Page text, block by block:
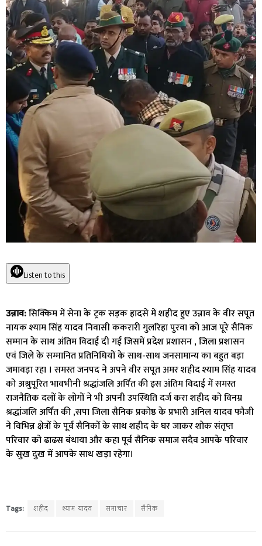
Listen to this
उन्नाव:सिक्किम में सेना के ट्रक सड़क हादसे में शहीद हुए उन्नाव के वीर सपूत
नायक श्याम सिंह यादव निवासी ककरारी गुलरिहा पुरवा को आज पूरे सैनिक
सम्मान के साथ अंतिम विदाई दी गई जिसमें प्रदेश प्रशासन , जिला प्रशासन
एवं जिले के सम्मानित प्रतिनिधियों के साथ-साथ जनसामान्य का बहुत बड़ा
जमावड़ा रहा । समस्त जनपद ने अपने वीर सपूत अमर शहीद श्याम सिंह यादव
को अश्रुपूरित भावभीनी श्रद्धांजलि अर्पित की इस अंतिम विदाई में समस्त
राजनैतिक दलों के लोगों ने भी अपनी उपस्थिति दर्ज करा शहीद को विनम्र
श्रद्धांजलि अर्पित की ,सपा जिला सैनिक प्रकोष्ठ के प्रभारी अनिल यादव फौजी
ने विभिन्न क्षेत्रों के पूर्व सैनिकों के साथ शहीद के घर जाकर शोक संतृप्त
परिवार को ढाढस बंधाया और कहा पूर्व सैनिक समाज सदैव आपके परिवार
के सुख दुख में आपके साथ खड़ा रहेगा।
Tags: शहीद श्याम यादव समाचार सैनिक